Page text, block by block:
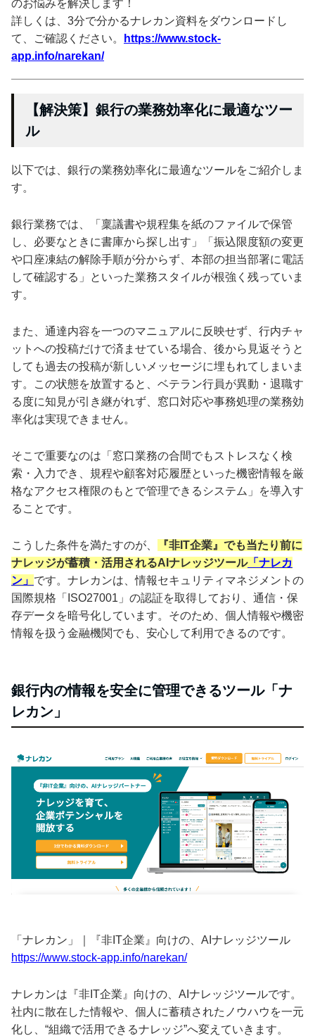
のお悩みを解決します！
詳しくは、3分で分かるナレカン資料をダウンロードし
て、ご確認ください。
https://www.stock-
app.info/narekan/
【解決策】銀行の業務効率化に最適なツー
ル
以下では、銀行の業務効率化に最適なツールをご紹介しま
す。
銀行業務では、「稟議書や規程集を紙のファイルで保管
し、必要なときに書庫から探し出す」「振込限度額の変更
や口座凍結の解除手順が分からず、本部の担当部署に電話
して確認する」といった業務スタイルが根強く残っていま
す。
また、通達内容を一つのマニュアルに反映せず、行内チャ
ットへの投稿だけで済ませている場合、後から見返そうと
しても過去の投稿が新しいメッセージに埋もれてしまいま
す。この状態を放置すると、ベテラン行員が異動・退職す
る度に知見が引き継がれず、窓口対応や事務処理の業務効
率化は実現できません。
そこで重要なのは「窓口業務の合間でもストレスなく検
索・入力でき、規程や顧客対応履歴といった機密情報を厳
格なアクセス権限のもとで管理できるシステム」を導入す
ることです。
こうした条件を満たすのが、
『非IT企業』でも当たり前に
ナレッジが蓄積・活用されるAIナレッジツール「ナレカ
ン」 です。ナレカンは、情報セキュリティマネジメントの
国際規格「ISO27001」の認証を取得しており、通信・保
存データを暗号化しています。そのため、個人情報や機密
情報を扱う金融機関でも、安心して利用できるのです。
銀行内の情報を安全に管理できるツール「ナ
レカン」
「ナレカン」｜『非IT企業』向けの、AIナレッジツール
https://www.stock-app.info/narekan/
ナレカンは『非IT企業』向けの、AIナレッジツールです。
社内に散在した情報や、個人に蓄積されたノウハウを一元
化し、“組織で活用できるナレッジ”へ変えていきます。